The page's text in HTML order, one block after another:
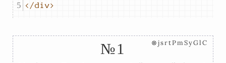
</div>
№1 ⊗jsrtPmSyGlC